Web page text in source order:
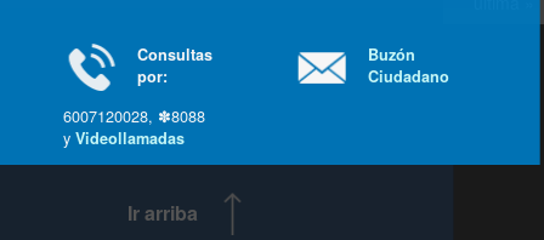
Consultas
por:
6007120028, ✽8088
yVideollamadas
Buzón
Ciudadano